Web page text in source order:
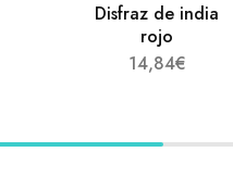
Disfraz de india
rojo
14,84€